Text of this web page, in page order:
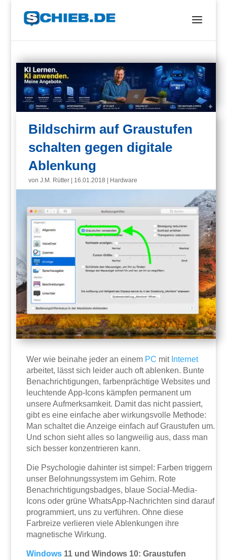
Bildschirm auf Graustufen
schalten gegen digitale
Ablenkung
vonJ.M. Rütter 16.01.2018 Hardware
Wer wie beinahe jeder an einem PC mit Internet
arbeitet, lässt sich leider auch oft ablenken. Bunte
Benachrichtigungen, farbenprächtige Websites und
leuchtende App-Icons kämpfen permanent um
unsere Aufmerksamkeit. Damit das nicht passiert,
gibt es eine einfache aber wirkungsvolle Methode:
Man schaltet die Anzeige einfach auf Graustufen um.
Und schon sieht alles so langweilig aus, dass man
sich besser konzentrieren kann.
Die Psychologie dahinter ist simpel: Farben triggern
unser Belohnungssystem im Gehirn. Rote
Benachrichtigungsbadges, blaue Social-Media-
Icons oder grüne WhatsApp-Nachrichten sind darauf
programmiert, uns zu verführen. Ohne diese
Farbreize verlieren viele Ablenkungen ihre
magnetische Wirkung.
Windows 11 und Windows 10: Graustufen